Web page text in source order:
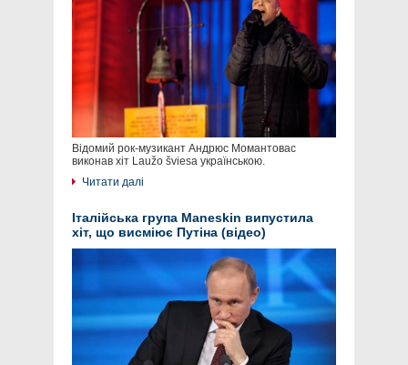
Відомий рок-музикант Андрюс Момантовас
виконав хіт Laužo šviesa українською.
Читати далі
Італійська група Maneskin випустила
хіт, що висміює Путіна (відео)